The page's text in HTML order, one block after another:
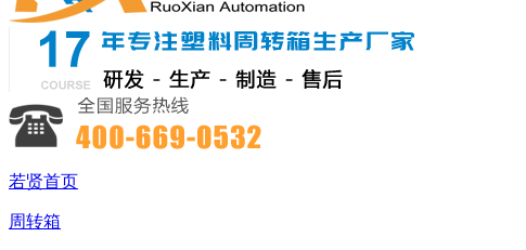
若贤首页
周转箱